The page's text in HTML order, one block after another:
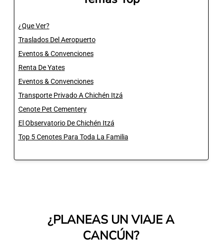
¿Que Ver?
Traslados Del Aeropuerto
Eventos & Convenciones
Renta De Yates
Eventos & Convenciones
Transporte Privado A Chichén Itzá
Cenote Pet Cementery
El Observatorio De Chichén Itzá
Top 5 Cenotes Para Toda La Familia
¿PLANEAS UN VIAJE A
CANCÚN?